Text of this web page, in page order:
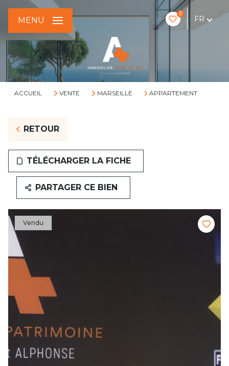
0
FR
MENU
ACCUEIL VENTE MARSEILLE APPARTEMENT
RETOUR
TÉLÉCHARGER LA FICHE
PARTAGER CE BIEN
Vendu